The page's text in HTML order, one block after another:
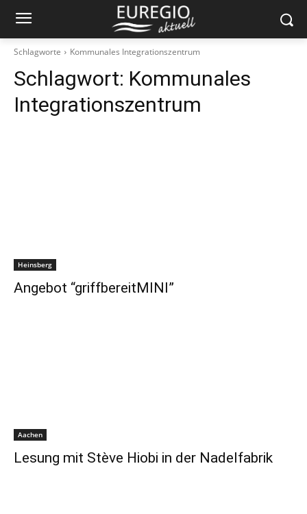
Schlagworte Kommunales Integrationszentrum
Schlagwort: Kommunales
Integrationszentrum
Heinsberg
Angebot “griffbereitMINI”
Aachen
Lesung mit Stève Hiobi in der Nadelfabrik